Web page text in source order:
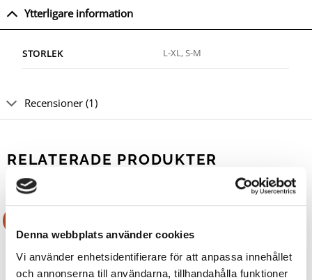
Denna webbplats använder cookies
Vi använder enhetsidentifierare för att anpassa innehållet
och annonserna till användarna, tillhandahålla funktioner
Ytterligare information
STORLEK L-XL, S-M
Recensioner (1)
RELATERADE PRODUKTER